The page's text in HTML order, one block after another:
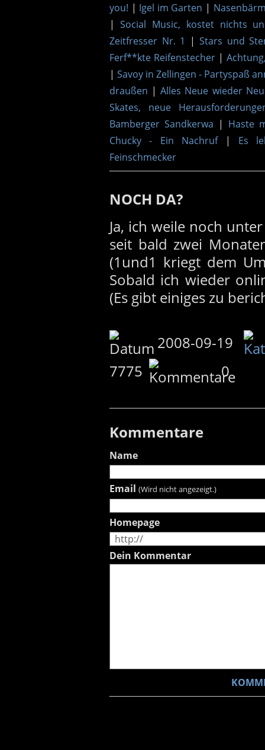
you! | Igel im Garten |
| Social Music, kostet nichts
Zeitfresser Nr. 1
| Stars und
Ferf**kte Reifenstecher |
| Savoy in Zellingen - Partyspaß
draußen | Alles Neue wieder Neu
Skates, neue
Bamberger Sandkerwa | Haste
Chucky - Ein Nachruf| Es
Feinschmecker
NOCH DA?
Ja, ich weile noch
seit bald zwei
(1und1 kriegt dem
Sobald ich wieder
(Es gibt einiges zu
2008-09-19
7775
0
Kommentare
Name
Email (Wird nicht angezeigt.)
Homepage
Dein Kommentar